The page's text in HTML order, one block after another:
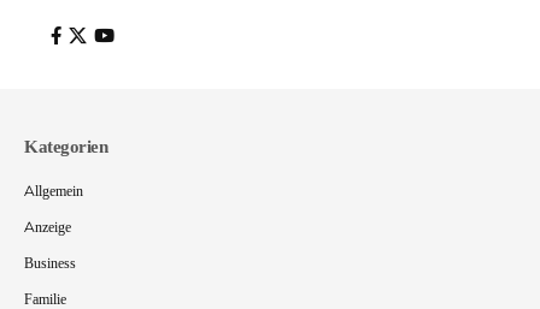
Kategorien
Allgemein
Anzeige
Business
Familie